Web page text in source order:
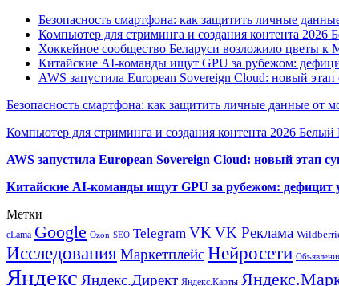
Безопасность смартфона: как защитить личные
Компьютер для стриминга и создания контента 2026
Хоккейное сообщество Беларуси возложило цветы
Китайские AI-команды ищут GPU за рубежом:
AWS запустила European Sovereign Cloud: новый
Безопасность смартфона: как защитить личные данные от
Компьютер для стриминга и создания контента 2026 Белый
AWS запустила European Sovereign Cloud: новый этап
Китайские AI-команды ищут GPU за рубежом: дефицит
Метки
eLama Google Ozon SEO Telegram VK VK Реклама
Исследования МаркетплейсНейросети
Яндекс Яндекс.Директ Яндекс.Карты